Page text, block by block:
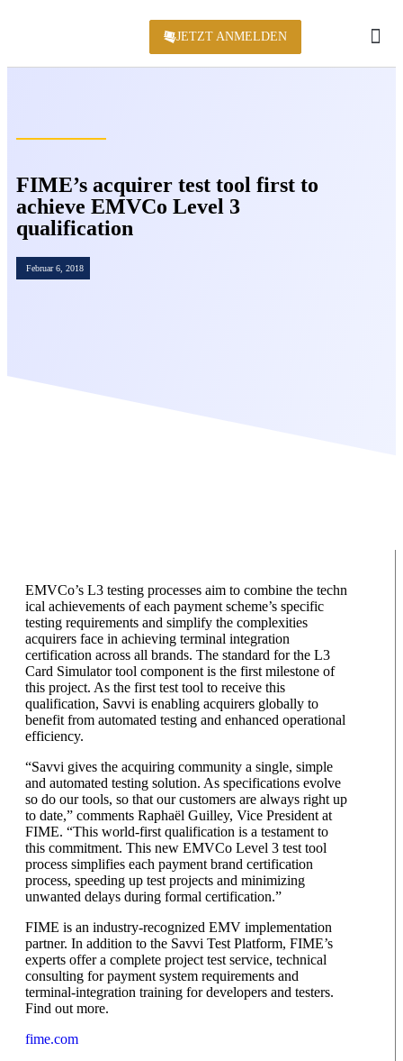
JETZT ANMELDEN
FIME’s acquirer test tool first to
achieve EMVCo Level 3
qualification
Februar 6, 2018
EMVCo’s L3 testing processes aim to combine the techn
ical achievements of each payment scheme’s specific
testing requirements and simplify the complexities
acquirers face in achieving terminal integration
certification across all brands. The standard for the L3
Card Simulator tool component is the first milestone of
this project. As the first test tool to receive this
qualification, Savvi is enabling acquirers globally to
benefit from automated testing and enhanced operational
efficiency.
“Savvi gives the acquiring community a single, simple
and automated testing solution. As specifications evolve
so do our tools, so that our customers are always right up
to date,” comments Raphaël Guilley, Vice President at
FIME. “This world-first qualification is a testament to
this commitment. This new EMVCo Level 3 test tool
process simplifies each payment brand certification
process, speeding up test projects and minimizing
unwanted delays during formal certification.”
FIME is an industry-recognized EMV implementation
partner. In addition to the Savvi Test Platform, FIME’s
experts offer a complete project test service, technical
consulting for payment system requirements and
terminal-integration training for developers and testers.
Find out more.
fime.com